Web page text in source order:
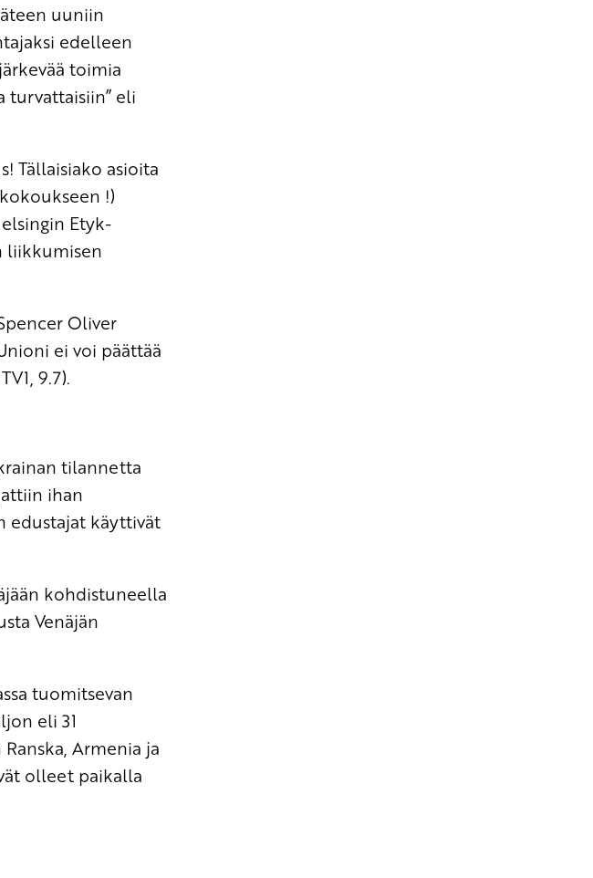
uuniin
edelleen
toimia
turvattaisiin” eli
Tällaisiako asioita
!)
Etyk-
liikkumisen
Oliver
ei voi päättää
9.7).
tilannetta
ihan
edustajat käyttivät
kohdistuneella
Venäjän
tuomitsevan
eli 31
Armenia ja
olleet paikalla